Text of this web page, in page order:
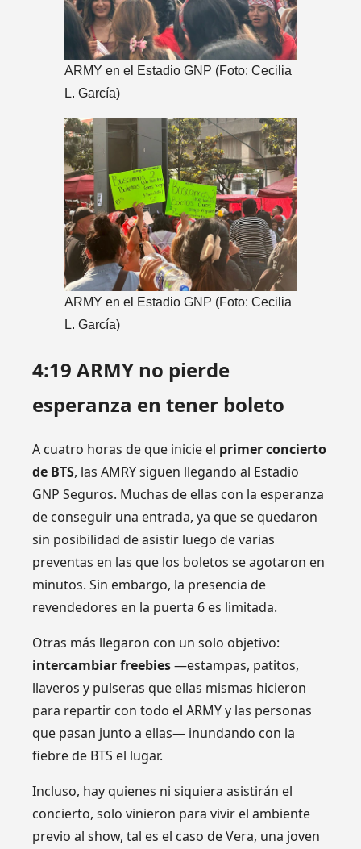
ARMY en el Estadio GNP (Foto: Cecilia
L. García)
ARMY en el Estadio GNP (Foto: Cecilia
L. García)
4:19 ARMY no pierde
esperanza en tener boleto
A cuatro horas de que inicie el primer concierto
de BTS, las AMRY siguen llegando al Estadio
GNP Seguros. Muchas de ellas con la esperanza
de conseguir una entrada, ya que se quedaron
sin posibilidad de asistir luego de varias
preventas en las que los boletos se agotaron en
minutos. Sin embargo, la presencia de
revendedores en la puerta 6 es limitada.
Otras más llegaron con un solo objetivo:
intercambiar freebies—estampas, patitos,
llaveros y pulseras que ellas mismas hicieron
para repartir con todo el ARMY y las personas
que pasan junto a ellas— inundando con la
fiebre de BTS el lugar.
Incluso, hay quienes ni siquiera asistirán el
concierto, solo vinieron para vivir el ambiente
previo al show, tal es el caso de Vera, una joven